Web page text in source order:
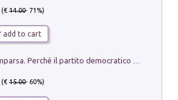
(€14.00- 71%)
add to cart
(€15.00- 60%)